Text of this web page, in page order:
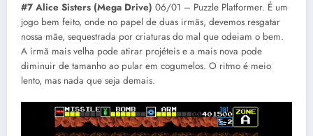
#7 Alice Sisters (Mega Drive) 06/01 – Puzzle Platformer. É um
jogo bem feito, onde no papel de duas irmãs, devemos resgatar
nossa mãe, sequestrada por criaturas do mal que odeiam o bem.
A irmã mais velha pode atirar projéteis e a mais nova pode
diminuir de tamanho ao pular em cogumelos. O ritmo é meio
lento, mas nada que seja demais.